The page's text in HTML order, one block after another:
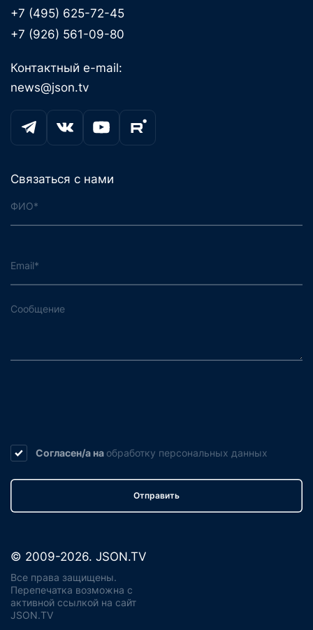
+7 (495) 625-72-45
+7 (926) 561-09-80
Контактный e-mail:
news@json.tv
Связаться с нами
Согласен/а на обработку персональных данных
Отправить
© 2009-2026. JSON.TV
Все права защищены.
Перепечатка возможна с
активной ссылкой на сайт
JSON.TV